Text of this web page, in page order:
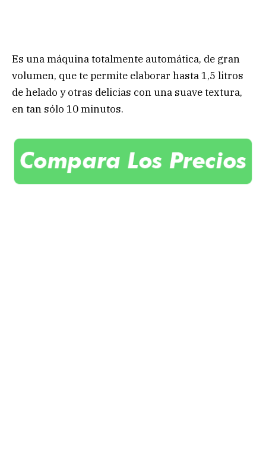
Es una máquina totalmente automática, de gran
volumen, que te permite elaborar hasta 1,5 litros
de helado y otras delicias con una suave textura,
en tan sólo 10 minutos.